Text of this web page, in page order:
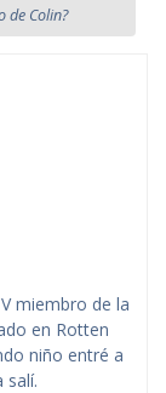
de Colin?
miembro de la
en Rotten
niño entré a
salí.